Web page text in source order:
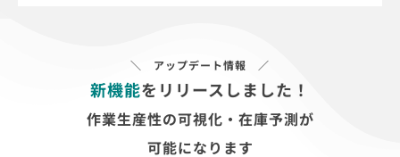
＼ アップデート情報 ／
新機能をリリースしました！
作業生産性の可視化・在庫予測が
可能になります